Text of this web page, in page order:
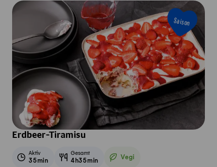
Saison
Erdbeer-Tiramisu
Aktiv
35min
Gesamt
4h35min Vegi
Vegetarisch